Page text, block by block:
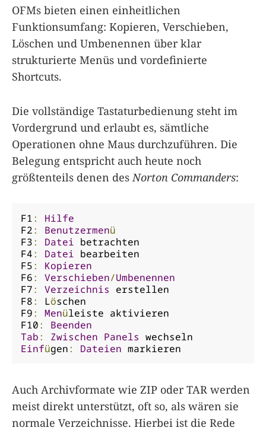
OFMs bieten einen einheitlichen
Funktionsumfang: Kopieren, Verschieben,
Löschen und Umbenennen über klar
strukturierte Menüs und vordefinierte
Shortcuts.
Die vollständige Tastaturbedienung steht im
Vordergrund und erlaubt es, sämtliche
Operationen ohne Maus durchzuführen. Die
Belegung entspricht auch heute noch
größtenteils denen des Norton Commanders:
F1:
Hilfe
F2: Benutzermenü
F3: Datei betrachten
F4: Datei bearbeiten
F5:
Kopieren
F6: Verschieben/Umbenennen
F7: Verzeichnis erstellen
F8: Löschen
F9: Menüleiste aktivieren
F10:
Beenden
Tab: Zwischen Panels
Einfügen: Dateien markieren
Auch Archivformate wie ZIP oder TAR werden
meist direkt unterstützt, oft so, als wären sie
normale Verzeichnisse. Hierbei ist die Rede